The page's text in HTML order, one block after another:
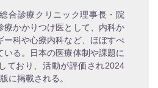
合診療クリニック理事長・院
療かかりつけ医として、内科か
ー科や心療内科など、ほぼすべ
いる。日本の医療体制や課題に
ており、活動が評価され2024
に掲載される。